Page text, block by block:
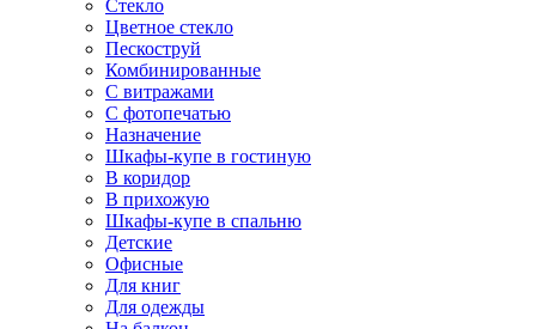
Стекло
Цветное стекло
Пескоструй
Комбинированные
С витражами
С фотопечатью
Назначение
Шкафы-купе в гостиную
В коридор
В прихожую
Шкафы-купе в спальню
Детские
Офисные
Для книг
Для одежды